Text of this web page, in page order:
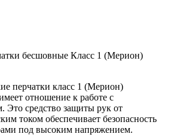
бесшовные Класс 1 (Мерион)
перчатки класс 1 (Мерион)
отношение к работе с
Это средство защиты рук от
током обеспечивает безопасность
под высоким напряжением.